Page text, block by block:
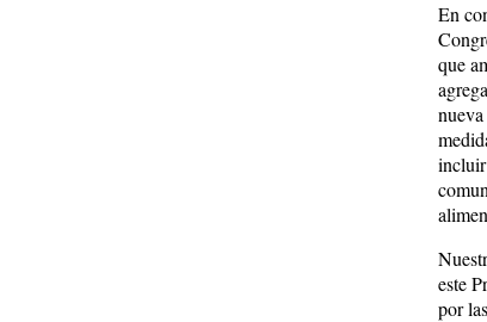
En
que
incluir
este
por